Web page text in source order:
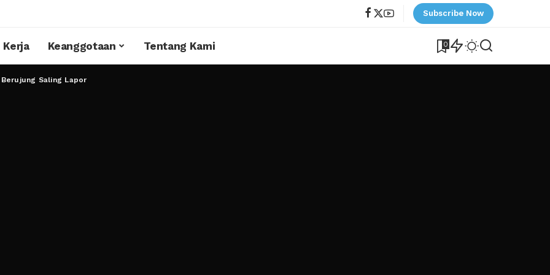
Subscribe Now
Kerja Keanggotaan Tentang Kami 0
Saling Lapor